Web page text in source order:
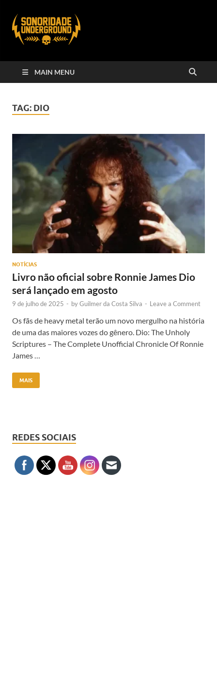
MAIN MENU
TAG: DIO
NOTÍCIAS
Livro não oficial sobre Ronnie James Dio
será lançado em agosto
9 de julho de 2025 - byGuilmer da Costa Silva - Leave a Comment
Os fãs de heavy metal terão um novo mergulho na história
de uma das maiores vozes do gênero. Dio: The Unholy
Scriptures – The Complete Unofficial Chronicle Of Ronnie
James …
MAIS
REDES SOCIAIS